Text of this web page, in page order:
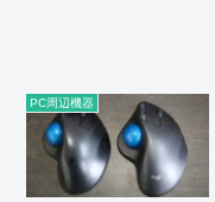
PC周辺機器